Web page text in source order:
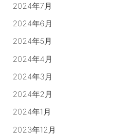
2024年7月
2024年6月
2024年5月
2024年4月
2024年3月
2024年2月
2024年1月
2023年12月